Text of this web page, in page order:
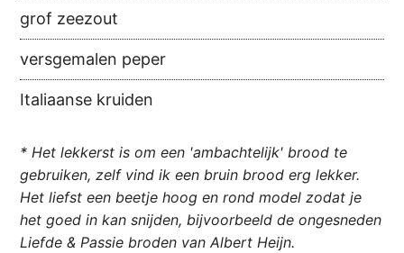
grof zeezout
versgemalen peper
Italiaanse kruiden
* Het lekkerst is om een 'ambachtelijk' brood te
gebruiken, zelf vind ik een bruin brood erg lekker.
Het liefst een beetje hoog en rond model zodat je
het goed in kan snijden, bijvoorbeeld de ongesneden
Liefde & Passie broden van Albert Heijn.